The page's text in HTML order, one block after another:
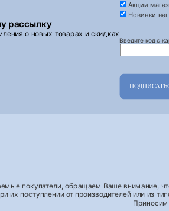
рассылку
о новых товарах и скидках
Акции
Новинки
Введите код с
покупатели, обращаем Ваше внимание,
их поступлении от производителей или из
Приносим